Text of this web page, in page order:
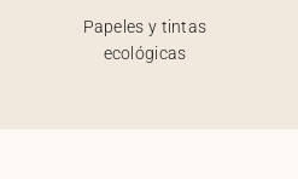
Papeles y tintas
ecológicas